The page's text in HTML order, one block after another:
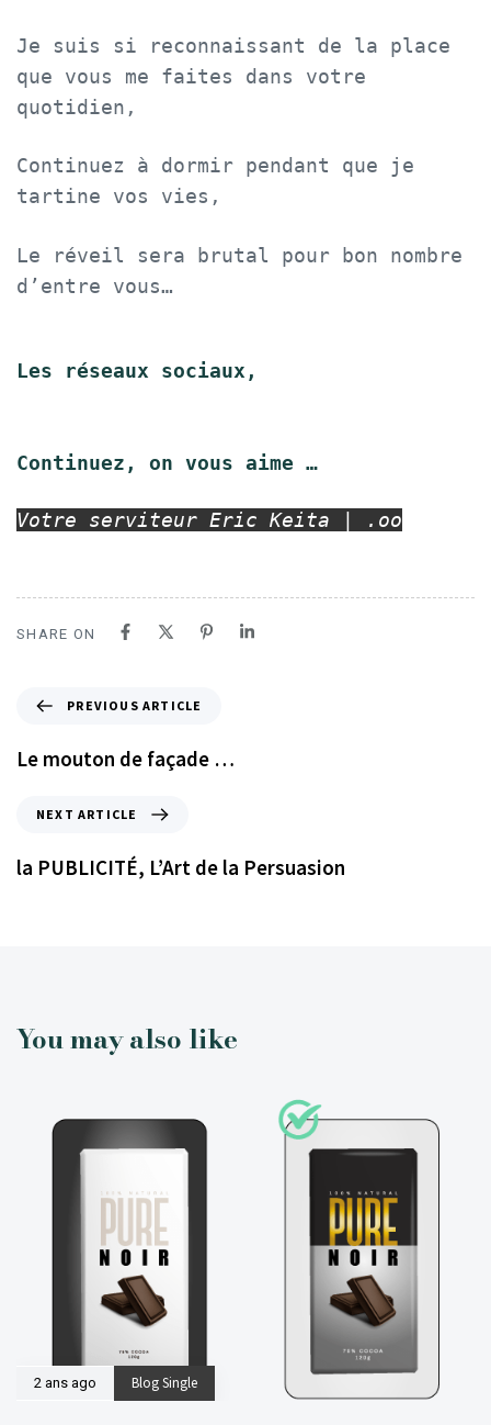
Je suis si reconnaissant de la place
que vous me faites dans votre
quotidien,
Continuez à dormir pendant que je
tartine vos vies,
Le réveil sera brutal pour bon nombre
d’entre vous…
Les réseaux sociaux,
Continuez, on vous aime …
Votre serviteur Eric Keita | .oo
SHARE ON
PREVIOUS ARTICLE
Le mouton de façade …
NEXT ARTICLE
la PUBLICITÉ, L’Art de la Persuasion
You may also like
2 ans ago Blog Single